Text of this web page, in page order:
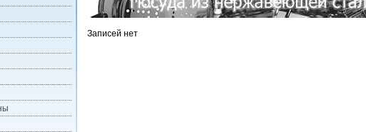
Записей нет